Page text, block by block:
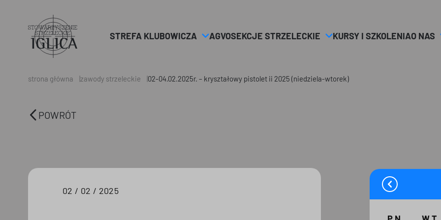
Header
Logo
STREFA KLUBOWICZA AGVOSEKCJE STRZELECKIE KURSY I SZKOLENIAO NAS
strona główna zawody strzeleckie 02-04.02.2025r. – kryształowy pistolet ii 2025 (niedziela-wtorek)
POWRÓT
02 / 02 / 2025